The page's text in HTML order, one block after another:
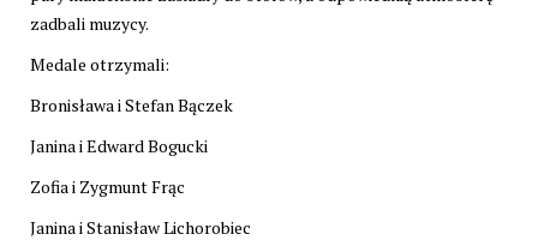
zadbali muzycy.
Medale otrzymali:
Bronisława i Stefan Bączek
Janina i Edward Bogucki
Zofia i Zygmunt Frąc
Janina i Stanisław Lichorobiec